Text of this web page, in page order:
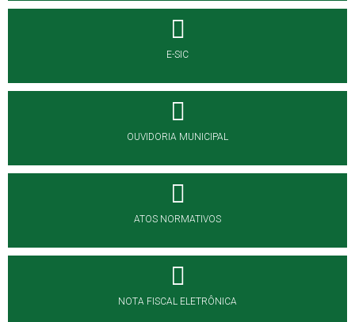
E-SIC
OUVIDORIA MUNICIPAL
ATOS NORMATIVOS
NOTA FISCAL ELETRÔNICA